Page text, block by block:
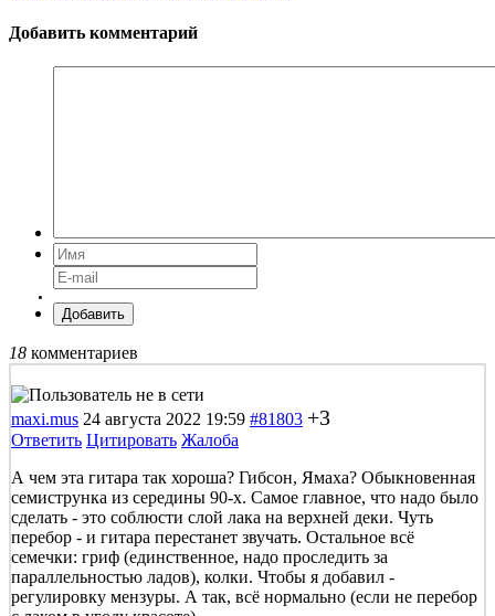
Добавить комментарий
Добавить
18 комментариев
maxi.mus 24 августа 2022 19:59 #81803 +3
Ответить Цитировать Жалоба
А чем эта гитара так хороша? Гибсон, Ямаха? Обыкновенная
семиструнка из середины 90-х. Самое главное, что надо было
сделать - это соблюсти слой лака на верхней деки. Чуть
перебор - и гитара перестанет звучать. Остальное всё
семечки: гриф (единственное, надо проследить за
параллельностью ладов), колки. Чтобы я добавил -
регулировку мензуры. А так, всё нормально (если не перебор